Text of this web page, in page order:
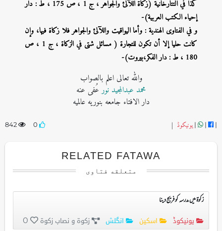
كذا في التتارخانية (زكاة اللآلئ والجواهر ، ج 1 ، ص 175 ، ط : دار
إحياء الكتب العربية)-
و في الفتاوى الهندية : ‌وأما ‌اليواقيت ‌واللآلئ ‌والجواهر فلا زكاة فيها، وإن
كانت حليا إلا أن تكون للتجارة ( مسائل شتى في الزكاة ، ج 1 ، ص
180 ، ط : دار الفكر،بيروت)-
واللہ تعالی اعلم بالصواب
محمد عبدالمجید نورعُفی عنه
دار الافتاء جامعه بنوریه عالمیه
|
|
|یونیکوڈ 0
842
RELATED FATAWA
متعلقه فتاوی
زکوۃ میں مدرسہ کو فریج دینا
یونیکوڈ اسکین انگلش زکوۃ و نصاب زکوۃ 0